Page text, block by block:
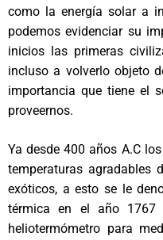
como la energía solar a
podemos evidenciar su
inicios las primeras
incluso a volverlo objeto
importancia que tiene el
proveernos.
Ya desde 400 años A.C
temperaturas agradables
exóticos, a esto se le
térmica en el año 1767
heliotermómetro para